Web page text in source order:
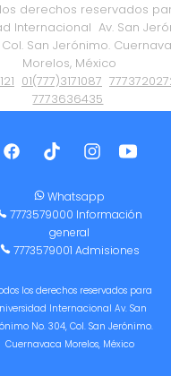
derechos reservados
Internacional Av. San
Col. San Jerónimo.
Morelos, México
01(777)3171087
7773636435
Whatsapp
7773579000 Información
general
7773579001 Admisiones
los derechos reservados para
Internacional Av. San
No. 304, Col. San Jerónimo.
Cuernavaca Morelos, México